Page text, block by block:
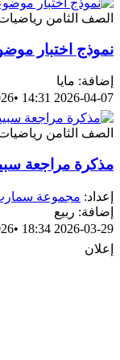
الصف الثامن
نموذج اختبار
إضافة: مايا
2026-04-07 14:31
•
الصف الثامن
مذكرة مراجعة سبيديا
إعداد: مجموعة سمارت
إضافة: ربيع
2026-03-29 18:34
•
إعلان